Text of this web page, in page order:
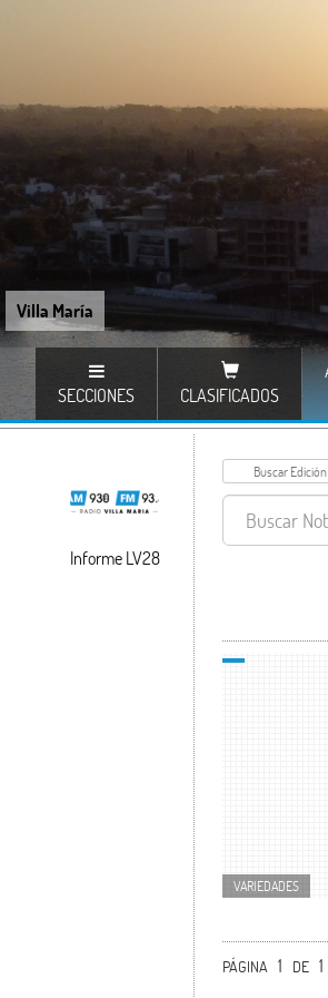
Villa María
SECCIONES CLASIFICADOS
Informe LV28
VARIEDADES
PÁGINA 1 DE